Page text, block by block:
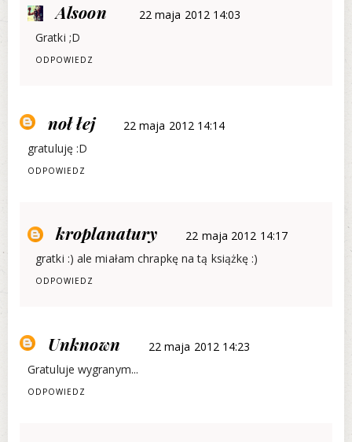
Alsoon
22 maja 2012 14:03
Gratki ;D
ODPOWIEDZ
noł łej
22 maja 2012 14:14
gratuluję :D
ODPOWIEDZ
kroplanatury
22 maja 2012 14:17
gratki :) ale miałam chrapkę na tą książkę :)
ODPOWIEDZ
Unknown
22 maja 2012 14:23
Gratuluje wygranym...
ODPOWIEDZ